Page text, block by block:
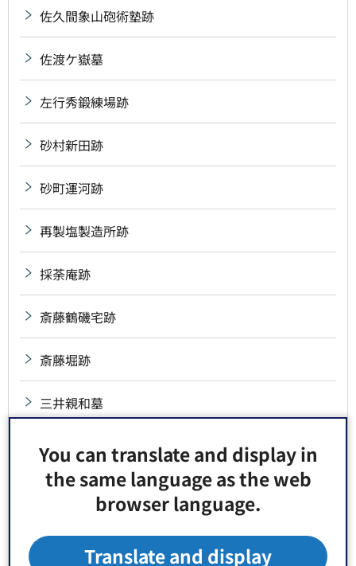
You can translate and display in
the same language as the web
browser language.
Translate and display
佐久間象山砲術塾跡
佐渡ケ嶽墓
左行秀鍛練場跡
砂村新田跡
砂町運河跡
再製塩製造所跡
採荼庵跡
斎藤鶴磯宅跡
斎藤堀跡
三井親和墓
三角屋鋪跡
三十三間堂跡
三代・四代・五代山響墓